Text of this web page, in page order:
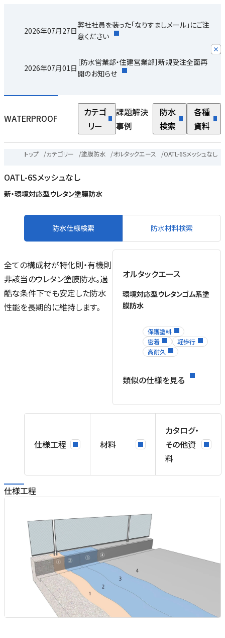
2026年07月27日
弊社社員を装った「なりすましメール」にご注
意ください
2026年07月01日
［防水営業部・住建営業部］新規受注全面再
開のお知らせ
WATERPROOF
カテゴ
リー
課題解決
事例
防水
検索
各種
資料
トップ /カテゴリー /塗膜防水 /オルタックエース /OATL-6Sメッシュなし
OATL-6Sメッシュなし
新・環境対応型ウレタン塗膜防水
防水仕様検索 防水材料検索
全ての構成材が特化則・有機則
非該当のウレタン塗膜防水。過
酷な条件下でも安定した防水
性能を長期的に維持します。
オルタックエース
環境対応型ウレタンゴム系塗
膜防水
保護塗料
密着
軽歩行
高耐久
類似の仕様を見る
仕様工程 材料
カタログ・
その他資
料
仕様工程